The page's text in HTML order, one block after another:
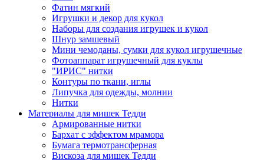
Фатин мягкий
Игрушки и декор для кукол
Наборы для создания игрушек и кукол
Шнур замшевый
Мини чемоданы, сумки для кукол игрушечные
Фотоаппарат игрушечный для куклы
"ИРИС" нитки
Контуры по ткани, иглы
Липучка для одежды, молнии
Нитки
Материалы для мишек Тедди
Армированные нитки
Бархат с эффектом мрамора
Бумага термотрансферная
Вискоза для мишек Тедди